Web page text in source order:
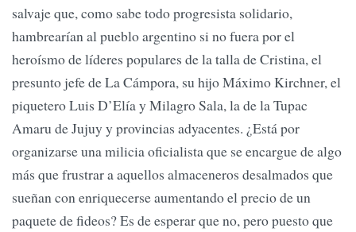
salvaje que, como sabe todo progresista solidario,
hambrearían al pueblo argentino si no fuera por el
heroísmo de líderes populares de la talla de Cristina, el
presunto jefe de La Cámpora, su hijo Máximo Kirchner, el
piquetero Luis D’Elía y Milagro Sala, la de la Tupac
Amaru de Jujuy y provincias adyacentes. ¿Está por
organizarse una milicia oficialista que se encargue de algo
más que frustrar a aquellos almaceneros desalmados que
sueñan con enriquecerse aumentando el precio de un
paquete de fideos? Es de esperar que no, pero puesto que